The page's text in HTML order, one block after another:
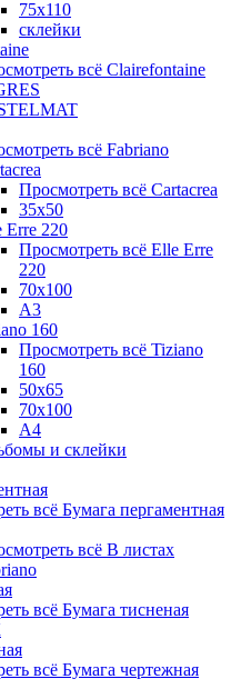
75х110
склейки
всё Clairefontaine
всё Fabriano
Просмотреть всё Cartacrea
35х50
Erre 220
Просмотреть всё Elle Erre
220
70х100
А3
160
Просмотреть всё Tiziano
160
50х65
70х100
А4
и склейки
всё Бумага пергаментная
всё В листах
всё Бумага тисненая
всё Бумага чертежная